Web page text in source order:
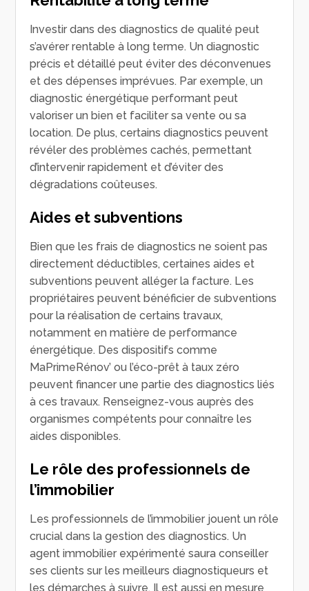
Investir dans des diagnostics de qualité peut
s’avérer rentable à long terme. Un diagnostic
précis et détaillé peut éviter des déconvenues
et des dépenses imprévues. Par exemple, un
diagnostic énergétique performant peut
valoriser un bien et faciliter sa vente ou sa
location. De plus, certains diagnostics peuvent
révéler des problèmes cachés, permettant
d’intervenir rapidement et d’éviter des
dégradations coûteuses.
Aides et subventions
Bien que les frais de diagnostics ne soient pas
directement déductibles, certaines aides et
subventions peuvent alléger la facture. Les
propriétaires peuvent bénéficier de subventions
pour la réalisation de certains travaux,
notamment en matière de performance
énergétique. Des dispositifs comme
MaPrimeRénov’ ou l’éco-prêt à taux zéro
peuvent financer une partie des diagnostics liés
à ces travaux. Renseignez-vous auprès des
organismes compétents pour connaître les
aides disponibles.
Le rôle des professionnels de
l’immobilier
Les professionnels de l’immobilier jouent un rôle
crucial dans la gestion des diagnostics. Un
agent immobilier expérimenté saura conseiller
ses clients sur les meilleurs diagnostiqueurs et
les démarches à suivre. Il est aussi en mesure